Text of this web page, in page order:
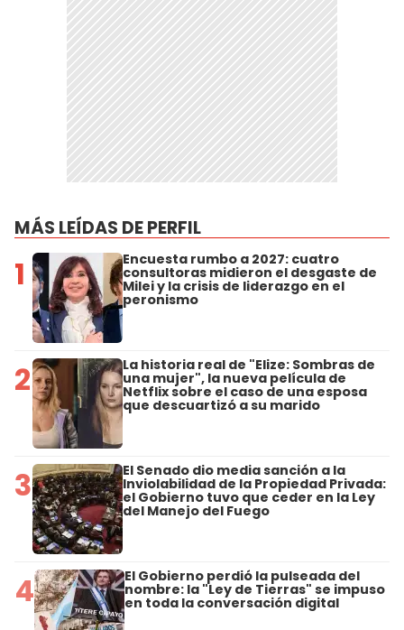
MÁS LEÍDAS DE PERFIL
1 Encuesta rumbo a 2027: cuatro
consultoras midieron el desgaste de
Milei y la crisis de liderazgo en el
peronismo
2 La historia real de "Elize: Sombras de
una mujer", la nueva película de
Netflix sobre el caso de una esposa
que descuartizó a su marido
3 El Senado dio media sanción a la
Inviolabilidad de la Propiedad Privada:
el Gobierno tuvo que ceder en la Ley
del Manejo del Fuego
4 El Gobierno perdió la pulseada del
nombre: la "Ley de Tierras" se impuso
en toda la conversación digital